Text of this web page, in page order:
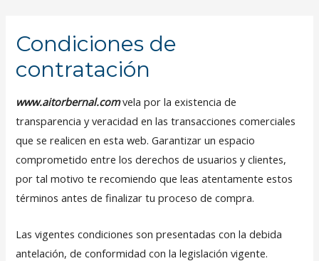
Condiciones de
contratación
www.aitorbernal.comvela por la existencia de
transparencia y veracidad en las transacciones comerciales
que se realicen en esta web. Garantizar un espacio
comprometido entre los derechos de usuarios y clientes,
por tal motivo te recomiendo que leas atentamente estos
términos antes de finalizar tu proceso de compra.
Las vigentes condiciones son presentadas con la debida
antelación, de conformidad con la legislación vigente.